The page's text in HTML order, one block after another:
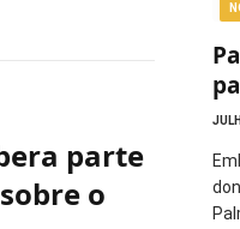
parte
o